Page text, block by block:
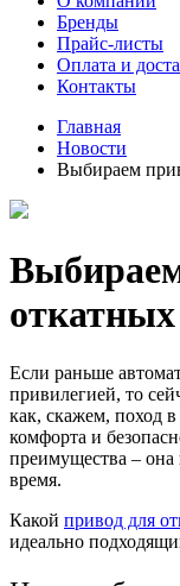
Бренды
Прайс-листы
Оплата и
Контакты
Главная
Новости
Выбираем
Если раньше
привилегией, то
как, скажем, поход
комфорта и
преимущества – она
время.
Какой привод для
идеально